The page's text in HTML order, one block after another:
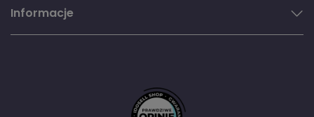
Informacje